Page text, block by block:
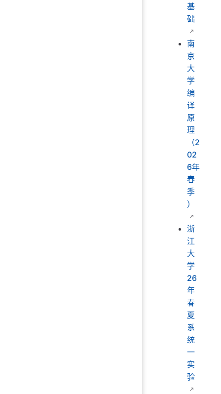
基
础
南
京
大
学
编
译
原
理
（2
02
6年
春
季
）
浙
江
大
学
26
年
春
夏
系
统
一
实
验